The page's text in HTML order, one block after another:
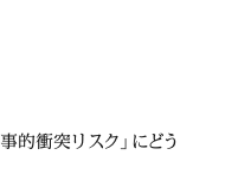
的衝突リスク」にどう